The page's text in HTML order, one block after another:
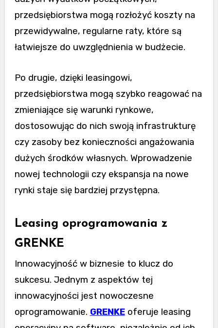
przedsiębiorstwa mogą rozłożyć koszty na
przewidywalne, regularne raty, które są
łatwiejsze do uwzględnienia w budżecie.
Po drugie, dzięki leasingowi,
przedsiębiorstwa mogą szybko reagować na
zmieniające się warunki rynkowe,
dostosowując do nich swoją infrastrukturę
czy zasoby bez konieczności angażowania
dużych środków własnych. Wprowadzenie
nowej technologii czy ekspansja na nowe
rynki staje się bardziej przystępna.
Leasing oprogramowania z
GRENKE
Innowacyjność w biznesie to klucz do
sukcesu. Jednym z aspektów tej
innowacyjności jest nowoczesne
oprogramowanie. GRENKEoferuje leasing